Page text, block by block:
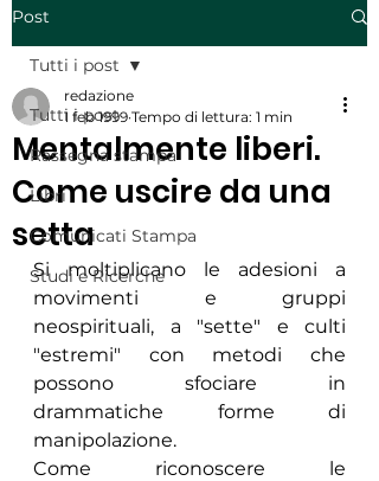
Post
Tutti i post
Rassegna stampa
Libri
Comunicati Stampa
Studi e Ricerche
Tutti i post
Mentalmente liberi.
Come uscire da una
setta
redazione
1 feb 1999 Tempo di lettura: 1 min
Si moltiplicano le adesioni a
movimenti e gruppi
neospirituali, a "sette" e culti
"estremi" con metodi che
possono sfociare in
drammatiche forme di
manipolazione.
Come riconoscere le